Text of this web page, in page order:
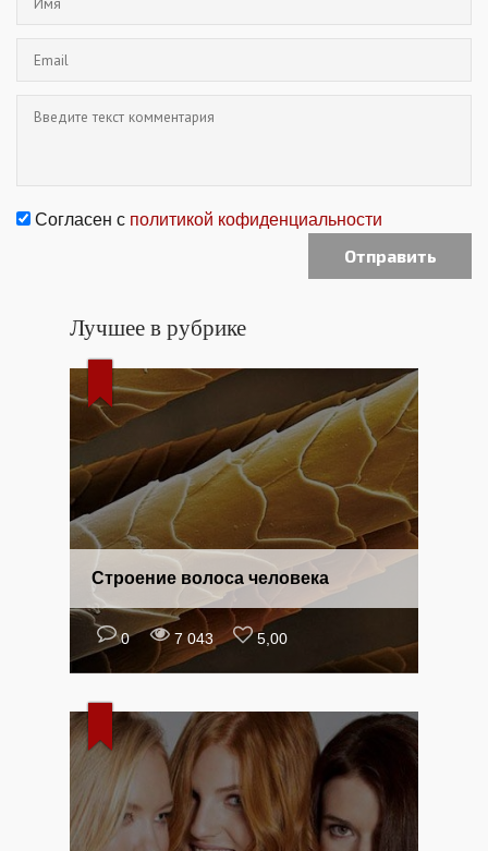
Согласен с политикой кофиденциальности
Лучшее в рубрике
0 7 043 5,00
Строение волоса человека